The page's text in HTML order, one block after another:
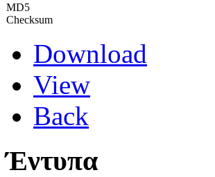
MD5
Checksum
Download
View
Back
Έντυπα